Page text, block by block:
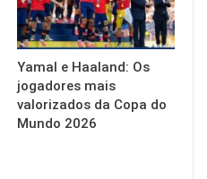
Yamal e Haaland: Os
jogadores mais
valorizados da Copa do
Mundo 2026